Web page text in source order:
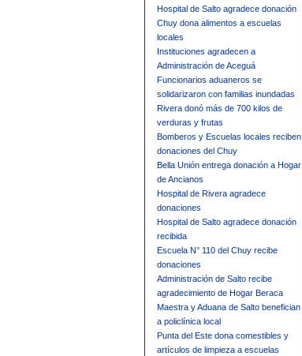
Hospital de Salto agradece donación
Chuy dona alimentos a escuelas
locales
Instituciones agradecen a
Administración de Aceguá
Funcionarios aduaneros se
solidarizaron con familias inundadas
Rivera donó más de 700 kilos de
verduras y frutas
Bomberos y Escuelas locales reciben
donaciones del Chuy
Bella Unión entrega donación a Hogar
de Ancianos
Hospital de Rivera agradece
donaciones
Hospital de Salto agradece donación
recibida
Escuela N° 110 del Chuy recibe
donaciones
Administración de Salto recibe
agradecimiento de Hogar Beraca
Maestra y Aduana de Salto benefician
a policlínica local
Punta del Este dona comestibles y
artículos de limpieza a escuelas